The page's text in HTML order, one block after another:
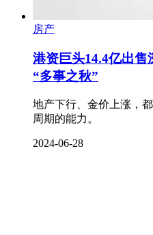
房产
港资巨头14.4亿出
“多事之秋”
地产下行、金价上涨，
周期的能力。
2024-06-28